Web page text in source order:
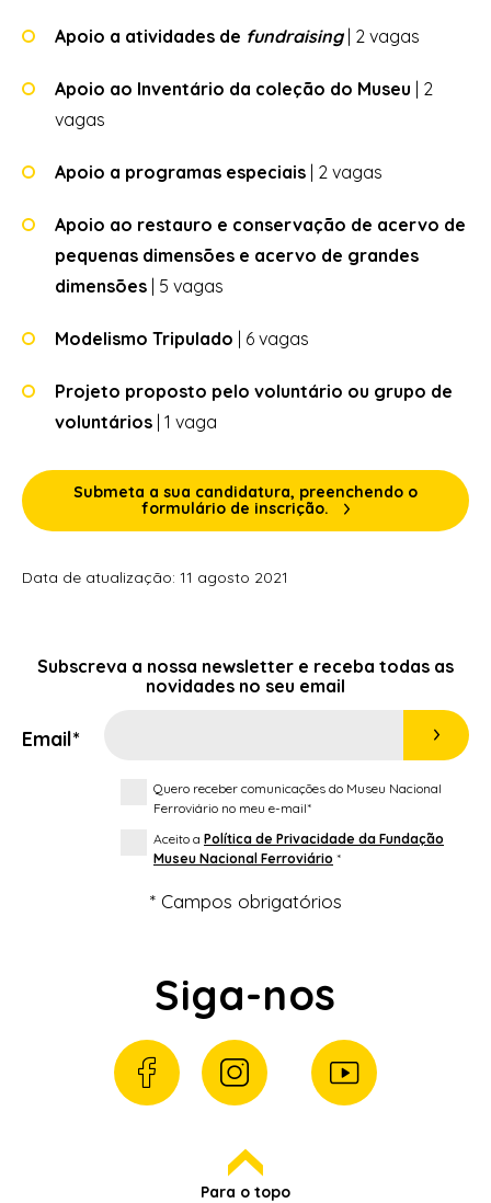
Apoio a atividades de fundraising| 2 vagas
Apoio ao Inventário da coleção do Museu | 2
vagas
Apoio a programas especiais | 2 vagas
Apoio ao restauro e conservação de acervo de
pequenas dimensões e acervo de grandes
dimensões | 5 vagas
Modelismo Tripulado | 6 vagas
Projeto proposto pelo voluntário ou grupo de
voluntários | 1 vaga
Submeta a sua candidatura, preenchendo o
formulário de inscrição.
Data de atualização: 11 agosto 2021
Subscreva a nossa newsletter e receba todas as
novidades no seu email
Email*
Quero receber comunicações do Museu Nacional
Ferroviário no meu e-mail*
Aceito a Política de Privacidade da Fundação
Museu Nacional Ferroviário *
* Campos obrigatórios
Siga-nos
Para o topo